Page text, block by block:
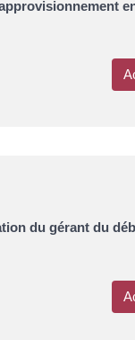
du gérant du